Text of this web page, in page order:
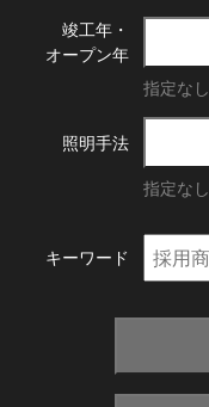
竣工年・
オープン年
指定なし
照明手法
指定なし
キーワード